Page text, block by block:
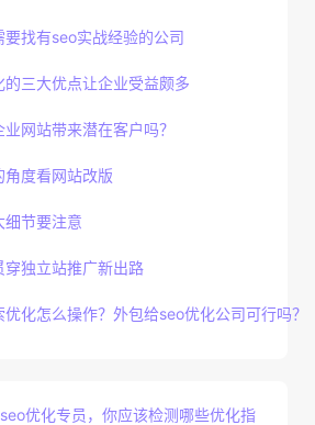
找有seo实战经验的公司
的三大优点让企业受益颇多
网站带来潜在客户吗？
角度看网站改版
细节要注意
穿独立站推广新出路
化怎么操作？外包给seo优化公司可行吗？
优化专员，你应该检测哪些优化指